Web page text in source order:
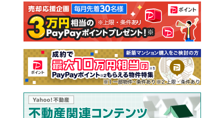
注文住宅 土地
売却査定